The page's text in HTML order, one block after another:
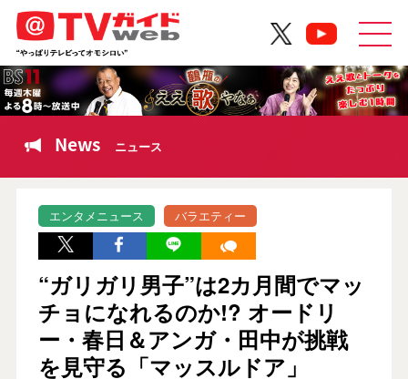
News ニュース
エンタメニュース バラエティー
“ガリガリ男子”は2カ月間でマッ
チョになれるのか!? オードリ
ー・春日＆アンガ・田中が挑戦
を見守る「マッスルドア」